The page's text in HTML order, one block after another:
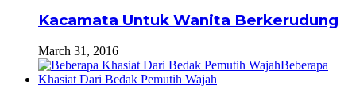
Kacamata Untuk Wanita Berkerudung
March 31, 2016